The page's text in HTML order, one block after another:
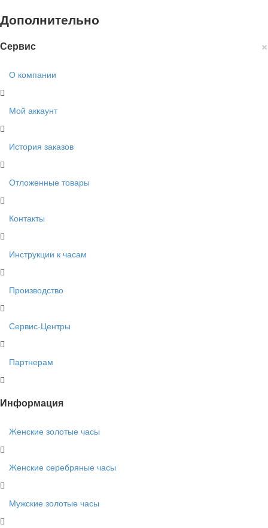
Дополнительно
×
Сервис
О компании
Мой аккаунт
История заказов
Отложенные товары
Контакты
Инструкции к часам
Производство
Сервис-Центры
Партнерам
Информация
Женские золотые часы
Женские серебряные часы
Мужские золотые часы